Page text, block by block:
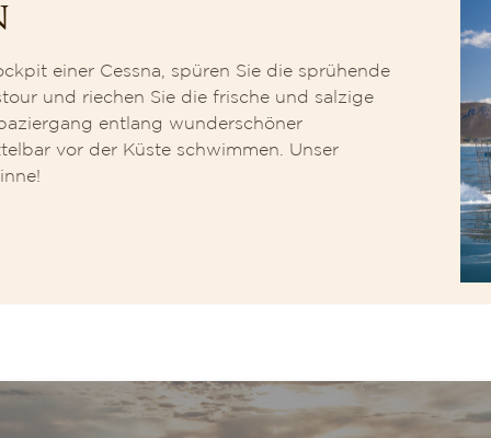
einer Cessna, spüren Sie die sprühende
und riechen Sie die frische und salzige
entlang wunderschöner
vor der Küste schwimmen. Unser